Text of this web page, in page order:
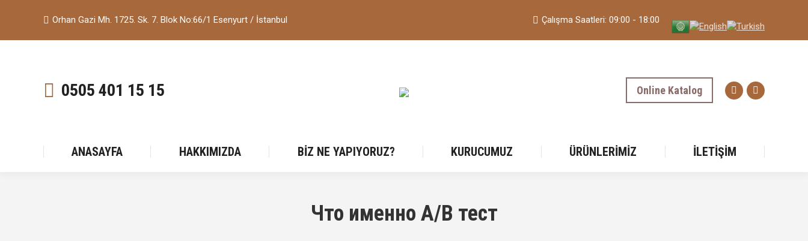
Orhan Gazi Mh. 1725. Sk. 7. Blok No:66/1 Esenyurt / İstanbul Çalışma Saatleri: 09:00 - 18:00
0505 401 15 15 Online Katalog
ANASAYFA HAKKIMIZDA BIZ NE YAPIYORUZ? KURUCUMUZ ÜRÜNLERIMIZ İLETIŞIM
Что именно A/B тест